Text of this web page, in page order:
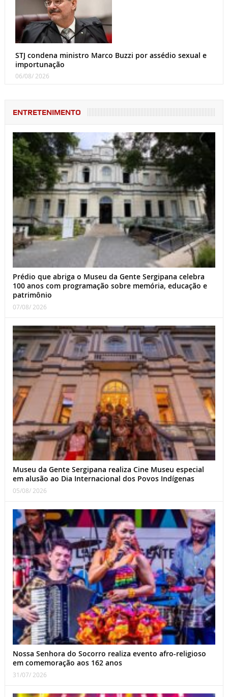
STJ condena ministro Marco Buzzi por assédio sexual e
importunação
06/08/ 2026
ENTRETENIMENTO
Prédio que abriga o Museu da Gente Sergipana celebra
100 anos com programação sobre memória, educação e
patrimônio
07/08/ 2026
Museu da Gente Sergipana realiza Cine Museu especial
em alusão ao Dia Internacional dos Povos Indígenas
05/08/ 2026
Nossa Senhora do Socorro realiza evento afro-religioso
em comemoração aos 162 anos
31/07/ 2026